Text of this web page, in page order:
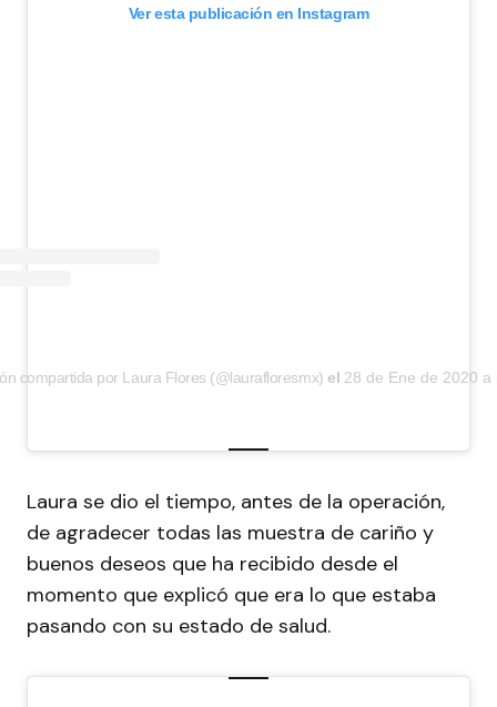
Ver esta publicación en Instagram
compartida por Laura Flores (@laurafloresmx) el 28 de Ene de 2020 a
Laura se dio el tiempo, antes de la operación,
de agradecer todas las muestra de cariño y
buenos deseos que ha recibido desde el
momento que explicó que era lo que estaba
pasando con su estado de salud.